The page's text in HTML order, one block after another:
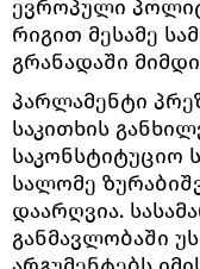
ევროპული
რიგით მესამე
გრანადაში
პარლამენტი
საკითხის
საკონსტიტუციო
სალომე
დაარღვია.
განმავლობაში